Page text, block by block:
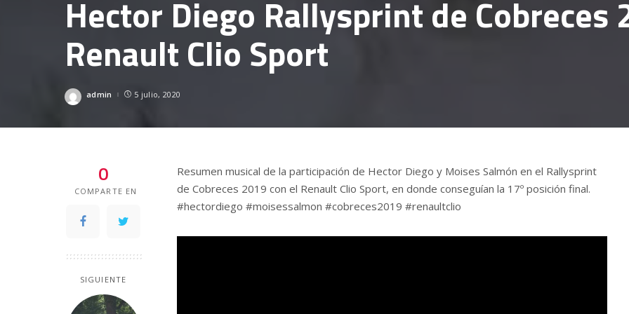
Hector Diego Rallysprint de Cobreces
Renault Clio Sport
Posted
admin 5 julio, 2020
0
COMPARTE EN
SIGUIENTE
Resumen musical de la participación de Hector Diego y Moises Salmón en el Rallysprint
de Cobreces 2019 con el Renault Clio Sport, en donde conseguían la 17º posición final.
#hectordiego #moisessalmon #cobreces2019 #renaultclio